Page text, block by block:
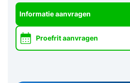
Informatie aanvragen
Proefrit aanvragen